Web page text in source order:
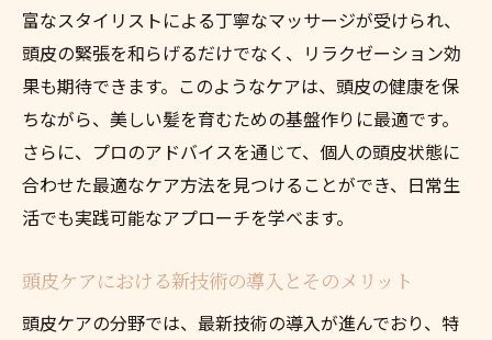
富なスタイリストによる丁寧なマッサージが受けられ、
頭皮の緊張を和らげるだけでなく、リラクゼーション効
果も期待できます。このようなケアは、頭皮の健康を保
ちながら、美しい髪を育むための基盤作りに最適です。
さらに、プロのアドバイスを通じて、個人の頭皮状態に
合わせた最適なケア方法を見つけることができ、日常生
活でも実践可能なアプローチを学べます。
頭皮ケアにおける新技術の導入とそのメリット
頭皮ケアの分野では、最新技術の導入が進んでおり、特